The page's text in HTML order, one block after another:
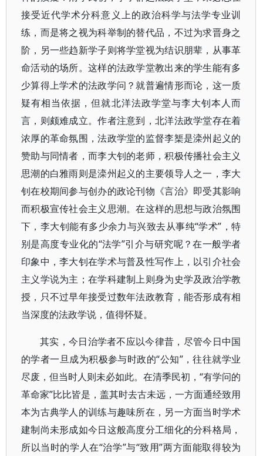
接受近代学术分科意义上的政治科学与法学专业训
练，而是将之视为科举制的替代品，不过为求晋身之
阶，另一些趋新学子则将学堂视为结识朋辈，从事革
命活动的场所。这样的法政学堂教出来的学生能有多
少算得上学术的法政学问？就普遍情形而论，这一质
疑有相当依据，但就北洋法政学堂与李大钊本人而
言，则颇难成立。作者注意到，北洋法政学堂存在着
浓厚的革命氛围，法政学堂的监督李榘是滦州起义的
赞助与同情者，而李大钊的老师，积极传播社会主义
思潮的白雅雨则是滦州起义的主要领导人之一，李大
钊在校期间参与创办的政论刊物《言治》即受其影响
而积极宣传社会主义思潮。在这样的思想与政治氛围
下，李大钊能有多少余力与兴致去从事纯“学术”，特
别是高度专业化的“法学”引介与研究呢？在一般学者
印象中，李大钊在学术与普及性写作上，以引介社会
主义学说为主；在学科建制上则身为史学及政治学教
授，只不过早年接受过数年法政教育，能否形成有相
当深度的法政学说，值得怀疑。
其实，今日治学者不应以今律昔，尽管今日中国
的学者一旦成为积极参与时政的“公知”，往往就学业
尽废，但当时人则未必如此。在清季民初，“有学问的
革命家”比比皆是，盖其时去古未远，一方面通经致用
本为古典学人的训练与趣味所在，另一方面当时学术
建制尚未形成如今日这般高度分工细化的分科格局，
所以当时的学人在“治学”与“致用”两方面能取得较为